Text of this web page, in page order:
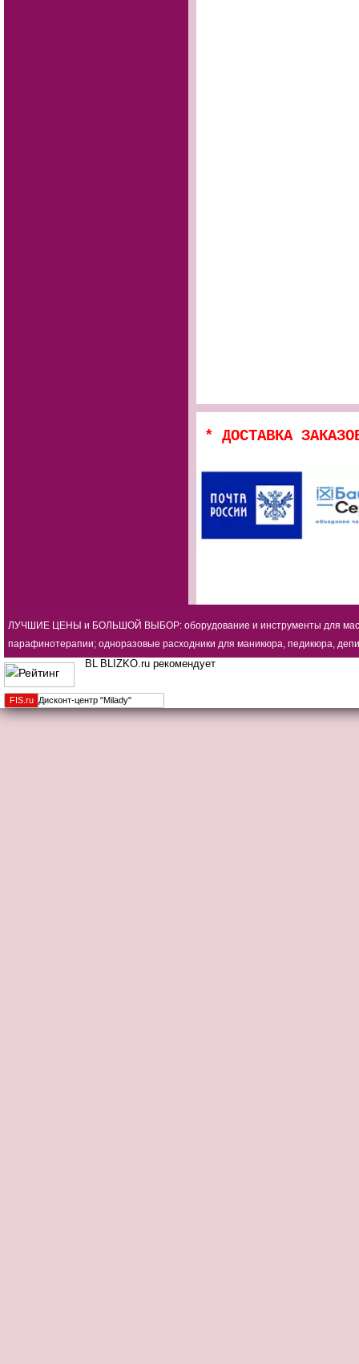
* ДОСТАВКА
ЛУЧШИЕ ЦЕНЫ и БОЛЬШОЙ ВЫБОР: оборудование и инструменты для
парафинотерапии; одноразовые расходники для маникюра, педикюра,
BLIZKO.ru рекомендует
FIS.ru Дисконт-центр "Milady"